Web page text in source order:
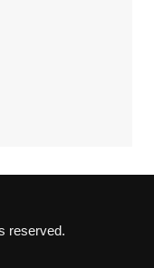
reserved.